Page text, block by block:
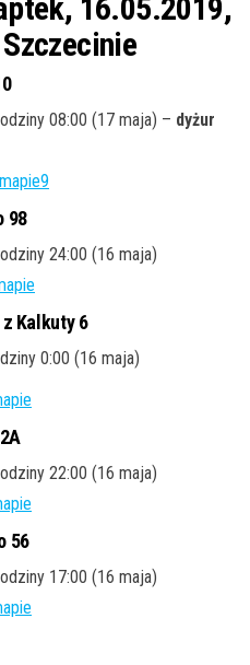
16.05.2019,
08:00 (17 maja) – dyżur
98
24:00 (16 maja)
Kalkuty 6
0:00 (16 maja)
22:00 (16 maja)
56
17:00 (16 maja)